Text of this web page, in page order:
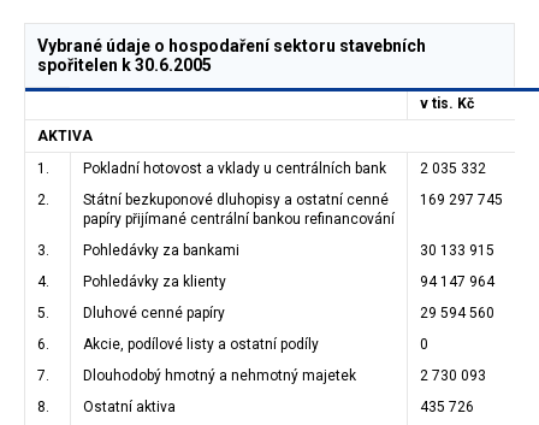
Vybrané údaje o hospodaření sektoru stavebních
spořitelen k 30.6.2005
v tis. Kč
AKTIVA
1.
Pokladní hotovost a vklady u centrálních bank
2 035 332
2.
Státní bezkuponové dluhopisy a ostatní cenné
papíry přijímané centrální bankou refinancování
169 297 745
3. Pohledávky za bankami
30 133 915
4.
Pohledávky za klienty
94 147 964
5.
Dluhové cenné papíry
29 594 560
6.
Akcie, podílové listy a ostatní podíly
0
7.
Dlouhodobý hmotný a nehmotný majetek
2 730 093
8.
Ostatní aktiva
435 726